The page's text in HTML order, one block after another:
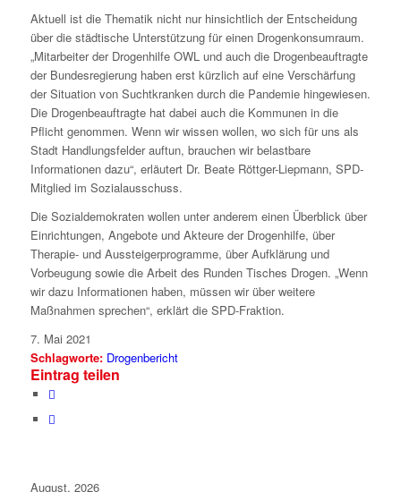
Aktuell ist die Thematik nicht nur hinsichtlich der Entscheidung
über die städtische Unterstützung für einen Drogenkonsumraum.
„Mitarbeiter der Drogenhilfe OWL und auch die Drogenbeauftragte
der Bundesregierung haben erst kürzlich auf eine Verschärfung
der Situation von Suchtkranken durch die Pandemie hingewiesen.
Die Drogenbeauftragte hat dabei auch die Kommunen in die
Pflicht genommen. Wenn wir wissen wollen, wo sich für uns als
Stadt Handlungsfelder auftun, brauchen wir belastbare
Informationen dazu“, erläutert Dr. Beate Röttger-Liepmann, SPD-
Mitglied im Sozialausschuss.
Die Sozialdemokraten wollen unter anderem einen Überblick über
Einrichtungen, Angebote und Akteure der Drogenhilfe, über
Therapie- und Aussteigerprogramme, über Aufklärung und
Vorbeugung sowie die Arbeit des Runden Tisches Drogen. „Wenn
wir dazu Informationen haben, müssen wir über weitere
Maßnahmen sprechen“, erklärt die SPD-Fraktion.
7. Mai 2021
Schlagworte: Drogenbericht
Eintrag teilen
August, 2026